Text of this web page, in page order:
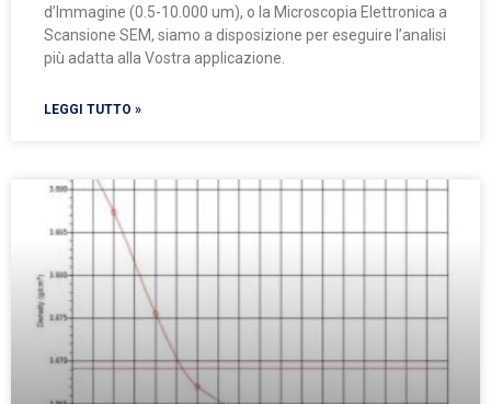
d’Immagine (0.5-10.000 um), o la Microscopia Elettronica a
Scansione SEM, siamo a disposizione per eseguire l’analisi
più adatta alla Vostra applicazione.
LEGGI TUTTO »